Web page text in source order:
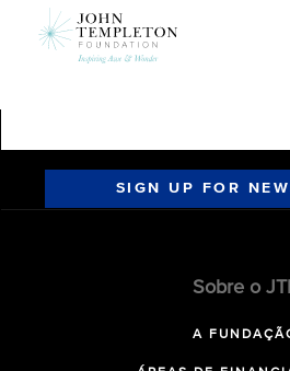
SIGN UP FOR
Sobre o
A